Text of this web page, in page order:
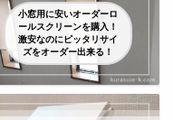
小窓用に安いオーダーロ
ールスクリーンを購入！
激安なのにピッタリサイ
ズをオーダー出来る！